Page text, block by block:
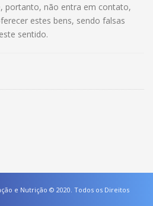
portanto, não entra em contato,
estes bens, sendo falsas
sentido.
e Nutrição © 2020. Todos os Direitos